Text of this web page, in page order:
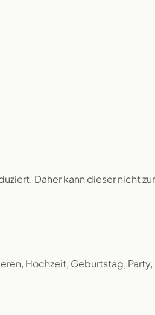
Daher kann dieser nicht
Hochzeit, Geburtstag, Party,